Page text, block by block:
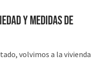
y medidas de
volvimos a la vivienda